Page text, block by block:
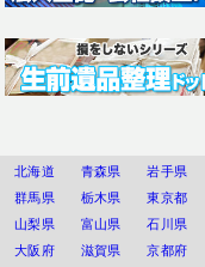
北海道 青森県 岩手県
群馬県
栃木県 東京都
山梨県
富山県 石川県
大阪府
滋賀県 京都府